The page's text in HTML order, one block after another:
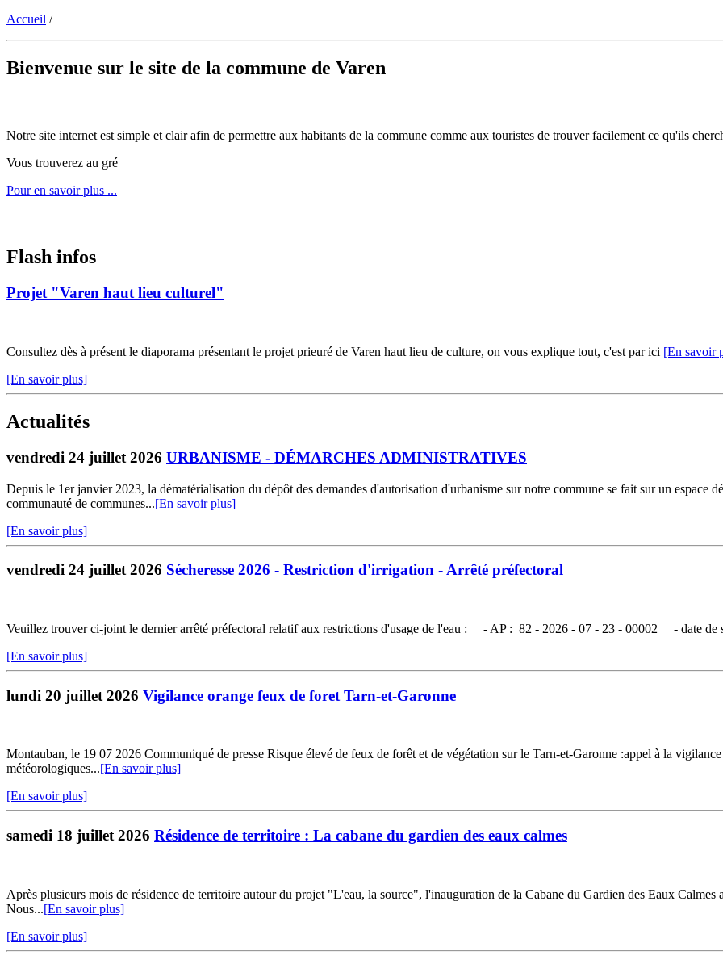
Accueil /
Bienvenue sur le site de la commune de Varen
Notre site internet est simple et clair afin de permettre aux habitants de la commune comme aux touristes de trouver facilement ce qu'ils
Vous trouverez au gré
Pour en savoir plus ...
Flash infos
Projet "Varen haut lieu culturel"
Consultez dès à présent le diaporama présentant le projet prieuré de Varen haut lieu de culture, on vous explique tout, c'est par ici [En savoir
[En savoir plus]
Actualités
vendredi 24 juillet 2026 URBANISME - DÉMARCHES ADMINISTRATIVES
Depuis le 1er janvier 2023, la dématérialisation du dépôt des demandes d'autorisation d'urbanisme sur notre commune se fait sur un espace
communauté de communes...[En savoir plus]
[En savoir plus]
vendredi 24 juillet 2026 Sécheresse 2026 - Restriction d'irrigation - Arrêté préfectoral
Veuillez trouver ci-joint le dernier arrêté préfectoral relatif aux restrictions d'usage de l'eau : - AP : 82 - 2026 - 07 - 23 - 00002 - date de
[En savoir plus]
lundi 20 juillet 2026 Vigilance orange feux de foret Tarn-et-Garonne
Montauban, le 19 07 2026 Communiqué de presse Risque élevé de feux de forêt et de végétation sur le Tarn-et-Garonne :appel à la
météorologiques...[En savoir plus]
[En savoir plus]
samedi 18 juillet 2026 Résidence de territoire : La cabane du gardien des eaux calmes
Après plusieurs mois de résidence de territoire autour du projet "L'eau, la source", l'inauguration de la Cabane du Gardien des Eaux
Nous...[En savoir plus]
[En savoir plus]